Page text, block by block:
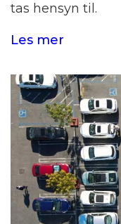
tas hensyn til.
Les mer